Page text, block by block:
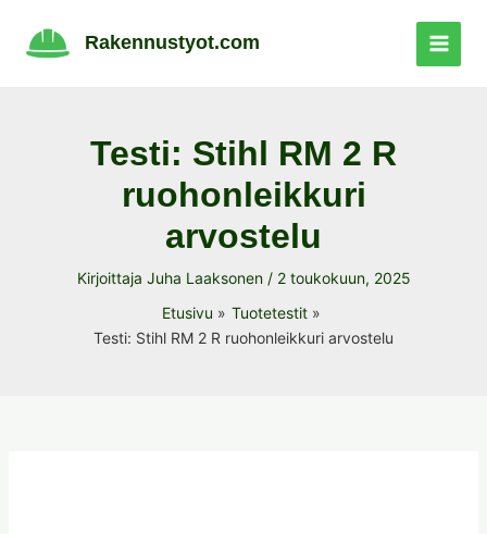
sisältöön
Rakennustyot.com
Testi: Stihl RM 2 R
ruohonleikkuri
arvostelu
Kirjoittaja Juha Laaksonen / 2 toukokuun, 2025
Etusivu
Tuotetestit
Testi: Stihl RM 2 R ruohonleikkuri arvostelu